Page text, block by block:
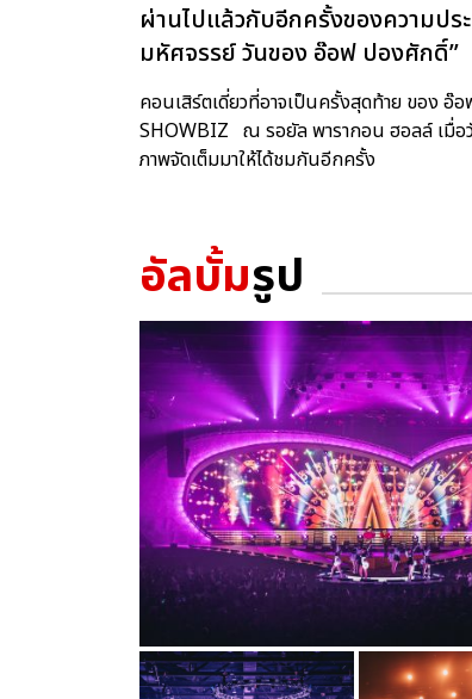
ผ่านไปแล้วกับอีกครั้งของความป
มหัศจรรย์ วันของ อ๊อฟ ปองศักดิ์”
คอนเสิร์ตเดี่ยวที่อาจเป็นครั้งสุดท้าย ของ
SHOWBIZ ณ รอยัล พารากอน ฮอลล์ เมื่อ
ภาพจัดเต็มมาให้ได้ชมกันอีกครั้ง
อัลบั้มรูป